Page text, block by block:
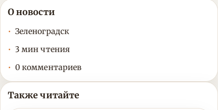
О новости
Зеленоградск
3 мин чтения
0 комментариев
Также читайте